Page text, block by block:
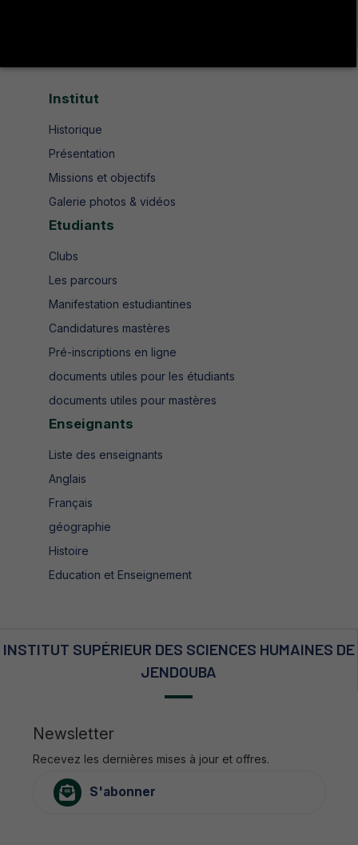
Institut
Historique
Présentation
Missions et objectifs
Galerie photos & vidéos
Etudiants
Clubs
Les parcours
Manifestation estudiantines
Candidatures mastères
Pré-inscriptions en ligne
documents utiles pour les étudiants
documents utiles pour mastères
Enseignants
Liste des enseignants
Anglais
Français
géographie
Histoire
Education et Enseignement
INSTITUT SUPÉRIEUR DES SCIENCES HUMAINES DE
JENDOUBA
Newsletter
Recevez les dernières mises à jour et offres.
S'abonner